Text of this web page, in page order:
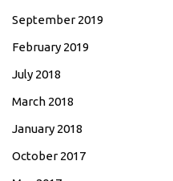
September 2019
February 2019
July 2018
March 2018
January 2018
October 2017